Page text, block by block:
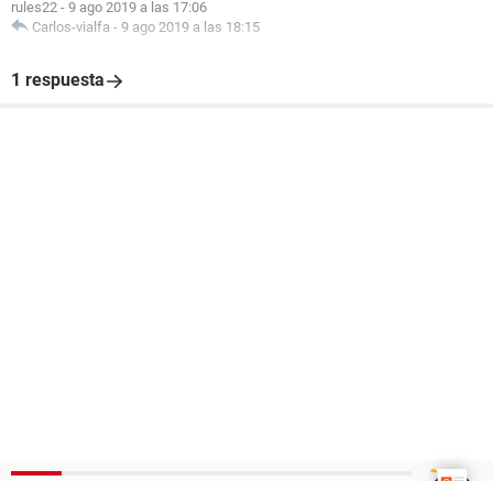
rules22 - 9 ago 2019 a las 17:06
Carlos-vialfa - 9 ago 2019 a las 18:15
1 respuesta